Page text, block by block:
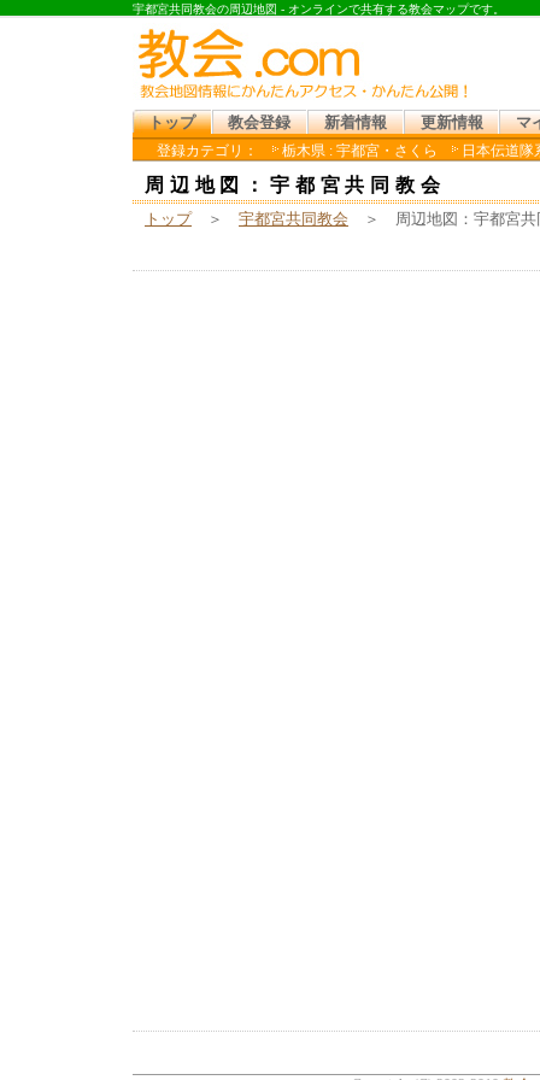
宇都宮共同教会の周辺地図 - オンラインで共有する教会マップです。
トップ 教会登録 新着情報 更新情報
マ
登録カテゴリ：
栃木県 : 宇都宮・さくら 日本伝道隊
周辺地図：宇都宮共同教会
トップ ＞ 宇都宮共同教会 ＞ 周辺地図：宇都宮共